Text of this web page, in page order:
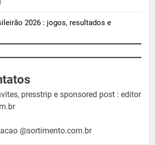
2026 : jogos, resultados e
presstrip e sponsored post : editor
@sortimento.com.br